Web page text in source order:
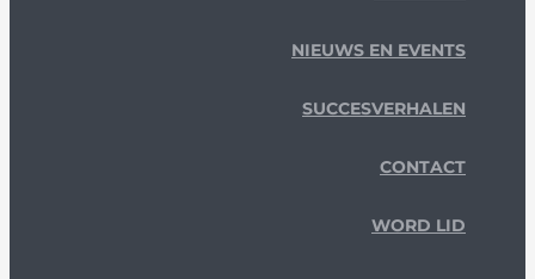
NIEUWS EN EVENTS
SUCCESVERHALEN
CONTACT
WORD LID